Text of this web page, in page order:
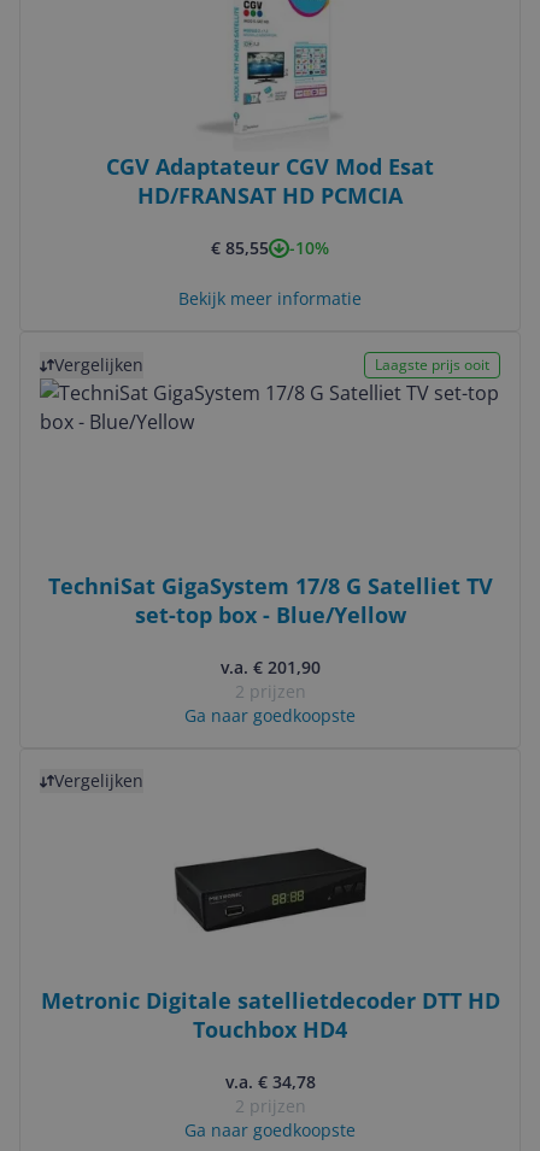
CGV Adaptateur CGV Mod Esat
HD/FRANSAT HD PCMCIA
€ 85,55 -10%
Bekijk meer informatie
Vergelijken Laagste prijs ooit
TechniSat GigaSystem 17/8 G Satelliet TV
set-top box - Blue/Yellow
v.a. € 201,90
2 prijzen
Ga naar goedkoopste
Vergelijken
Metronic Digitale satellietdecoder DTT HD
Touchbox HD4
v.a. € 34,78
2 prijzen
Ga naar goedkoopste